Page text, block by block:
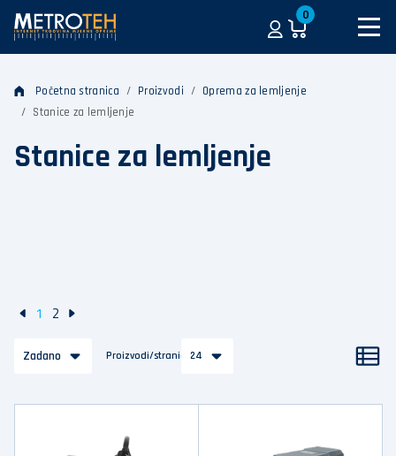
0
Početna stranica Proizvodi
Oprema za lemljenje
Stanice za lemljenje
Stanice za lemljenje
1 2
Zadano Proizvodi/stranica24